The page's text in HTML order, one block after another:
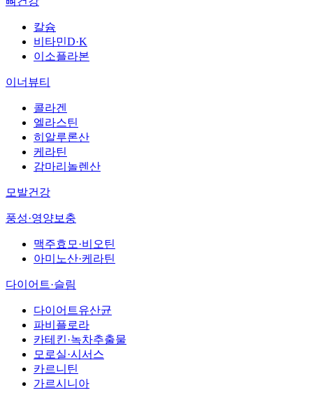
칼슘
비타민D·K
이소플라본
이너뷰티
콜라겐
엘라스틴
히알루론산
케라틴
감마리놀렌산
모발건강
풍성·영양보충
맥주효모·비오틴
아미노산·케라틴
다이어트·슬림
다이어트유산균
파비플로라
카테킨·녹차추출물
모로실·시서스
카르니틴
가르시니아